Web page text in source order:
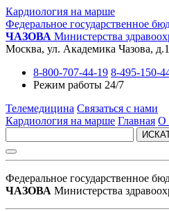
Кардиология на марше
Федеральное государственное
ЧАЗОВА Министерства
Москва, ул. Академика Чазова,
8-800-707-44-19 8-495-150-
Режим работы 24/7
Телемедицина Связаться с нами
Кардиология на марше Главная О
Федеральное государственное
ЧАЗОВА Министерства